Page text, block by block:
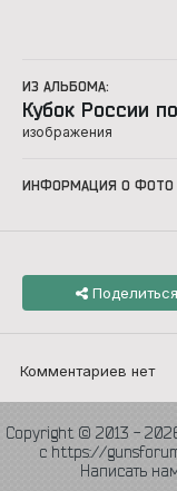
ИЗ АЛЬБОМА:
Кубок России
изображения
ИНФОРМАЦИЯ О ФОТО
Поделиться
Комментариев нет
Copyright © 2013 -
с https://
Написать